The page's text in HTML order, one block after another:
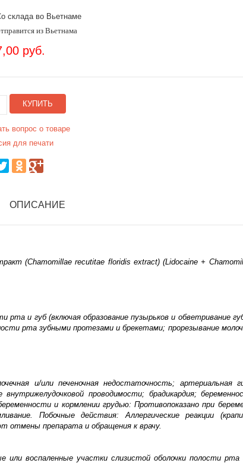
склада во Вьетнаме
из Вьетнама
руб.
КУПИТЬ
вопрос о товаре
для печати
ОПИСАНИЕ
(Chamomillae recutitae floridis extract) (Lidocaine +
рта и губ (включая образование пузырьков и обветривание
рта зубными протезами и брекетами; прорезывание
и/или печеночная недостаточность; артериальная
проводимости; брадикардия;
и кормлении грудью: Противопоказано при
Побочные действия: Аллергические реакции
отмены препарата и обращения к врачу.
или воспаленные участки слизистой оболочки полости